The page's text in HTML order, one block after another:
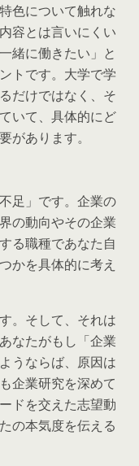
色について触れな
容とは言いにくい
緒に働きたい」と
トです。大学で学
だけではなく、そ
いて、具体的にど
があります。
足」です。企業の
の動向やその企業
る職種であなた自
かを具体的に考え
。そして、それは
なたがもし「企業
うならば、原因は
企業研究を深めて
ドを交えた志望動
の本気度を伝える